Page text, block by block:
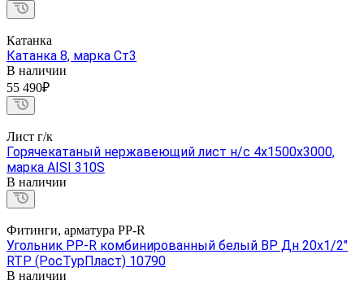
Катанка
Катанка 8, марка Ст3
В наличии
55 490₽
Лист г/к
Горячекатаный нержавеющий лист н/с 4х1500х3000,
марка AISI 310S
В наличии
Фитинги, арматура PP-R
Угольник PP-R комбинированный белый ВР Дн 20x1/2"
RTP (РосТурПласт) 10790
В наличии